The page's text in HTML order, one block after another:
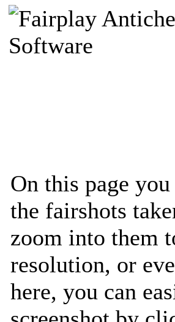
On this page
the fairshots
zoom into them
resolution, or
here, you can